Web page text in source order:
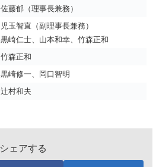
佐藤郁（理事長兼務）
児玉智直（副理事長兼務）
黒崎仁士、山本和幸、竹森正和
竹森正和
黒崎修一、岡口智明
辻村和夫
シェアする